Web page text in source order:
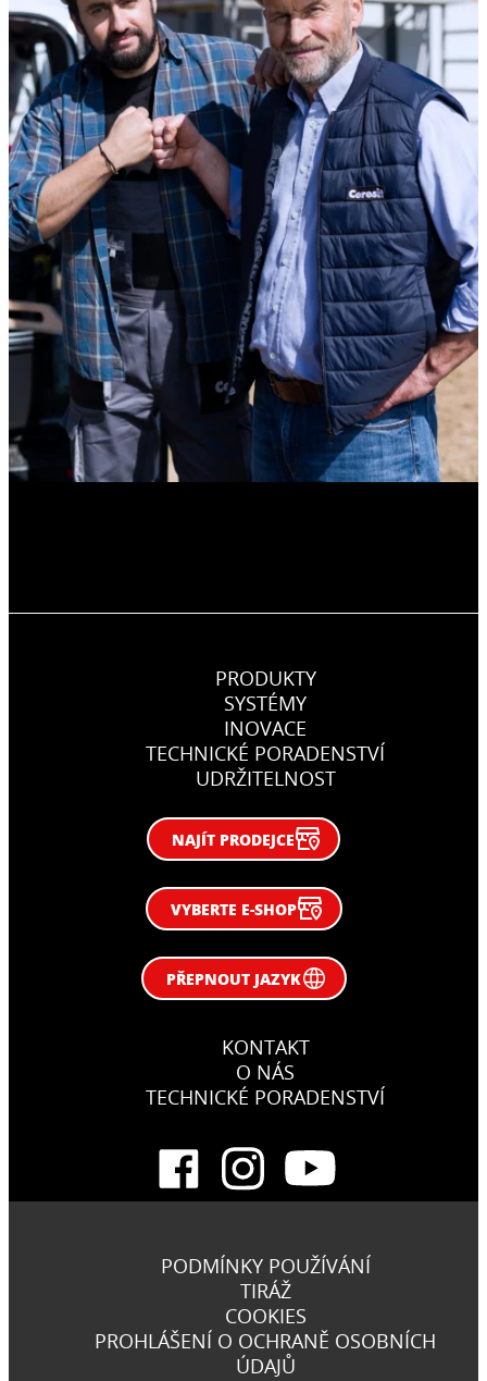
PRODUKTY
SYSTÉMY
INOVACE
TECHNICKÉ PORADENSTVÍ
UDRŽITELNOST
NAJÍT PRODEJCE
VYBERTE E-SHOP
PŘEPNOUT JAZYK
KONTAKT
O NÁS
TECHNICKÉ PORADENSTVÍ
PODMÍNKY POUŽÍVÁNÍ
TIRÁŽ
COOKIES
PROHLÁŠENÍ O OCHRANĚ OSOBNÍCH
ÚDAJŮ